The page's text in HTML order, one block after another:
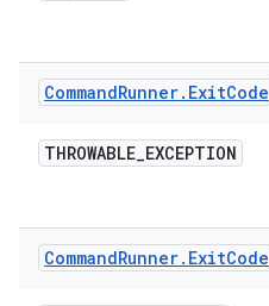
CommandRunner. ExitCode
THROWABLE_EXCEPTION
CommandRunner. ExitCode